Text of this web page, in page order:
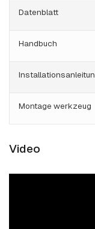
Datenblatt
Handbuch
Montage werkzeug
Video